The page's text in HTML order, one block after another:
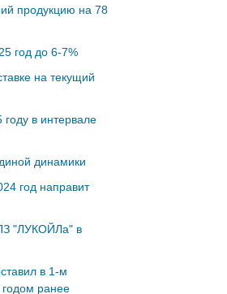
продукцию на 78
год до 6-7%
на текущий
в интервале
динамики
год направит
"ЛУКОЙЛа" в
в 1-м
ранее